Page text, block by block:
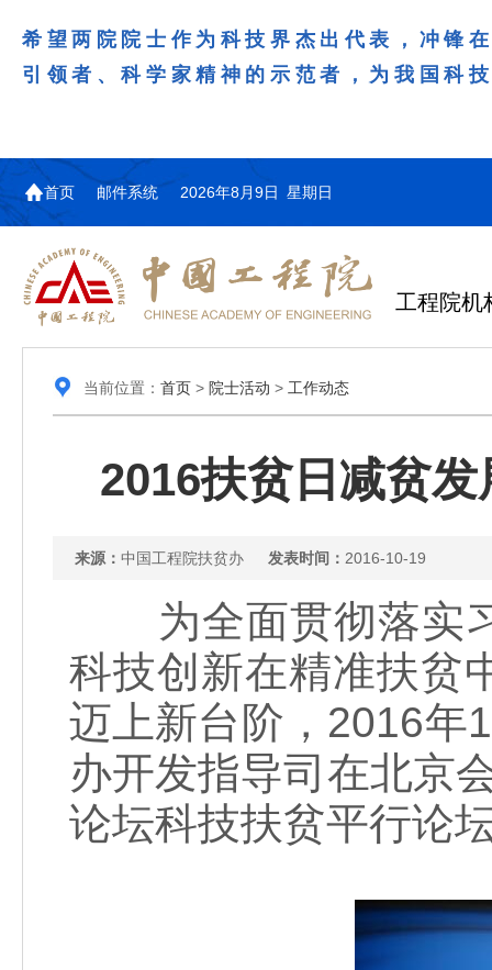
希望两院院士作为科技界杰出代表，冲锋
引领者、科学家精神的示范者，为我国科
首页 邮件系统 2026年8月9日 星期日
工程院机
当前位置： 首页> 院士活动 > 工作动态
2016扶贫日减贫
来源： 中国工程院扶贫办 发表时间： 2016-10-19
为全面贯彻落实习
科技创新在精准扶贫
迈上新台阶，2016年
办开发指导司在北京
论坛科技扶贫平行论